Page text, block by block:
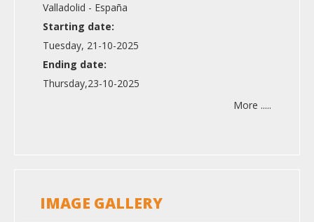
Valladolid - España
Starting date:
Tuesday, 21-10-2025
Ending date:
Thursday,23-10-2025
More .....
IMAGE GALLERY